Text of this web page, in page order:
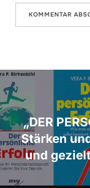
„DER
Stärken
und